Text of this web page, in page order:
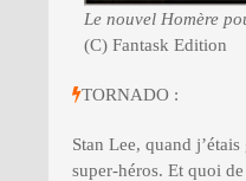
Le nouvel Homère
(C) Fantask Edition
TORNADO :
Stan Lee, quand
super-héros. Et quoi